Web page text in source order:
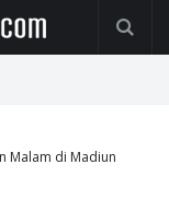
Malam di Madiun